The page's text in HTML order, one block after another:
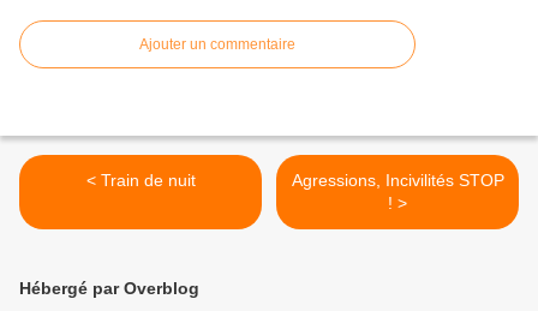
Ajouter un commentaire
< Train de nuit
Agressions, Incivilités STOP
! >
Hébergé par Overblog